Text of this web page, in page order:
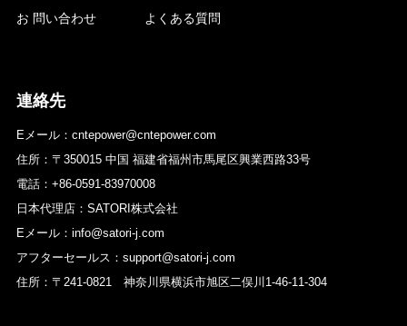
お 問い合わせ
よくある質問
連絡先
Eメール：cntepower@cntepower.com
住所：〒350015 中国 福建省福州市馬尾区興業西路33号
電話：+86-0591-83970008
日本代理店：SATORI株式会社
Eメール：info@satori-j.com
アフターセールス：support@satori-j.com
住所：〒241-0821 神奈川県横浜市旭区二俣川1-46-11-304